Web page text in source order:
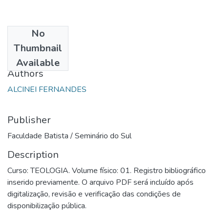
No
Thumbnail
Available
1994
Authors
ALCINEI FERNANDES
Publisher
Faculdade Batista / Seminário do Sul
Description
Curso: TEOLOGIA. Volume físico: 01. Registro bibliográfico
inserido previamente. O arquivo PDF será incluído após
digitalização, revisão e verificação das condições de
disponibilização pública.